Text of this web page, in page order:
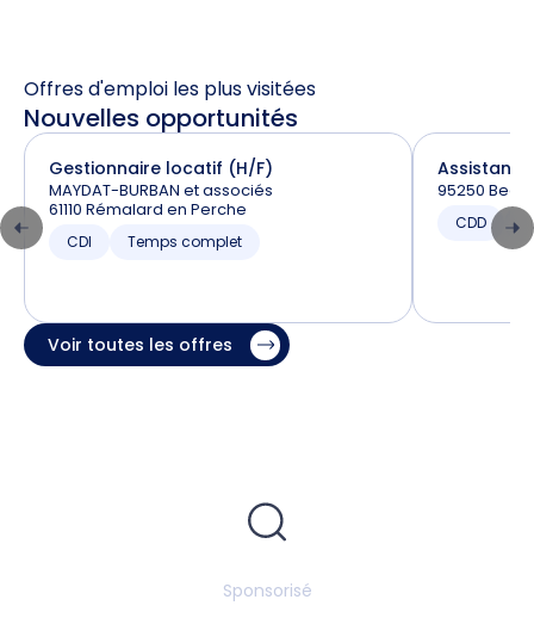
Offres d'emploi les plus visitées
Nouvelles opportunités
Gestionnaire locatif (H/F)
MAYDAT-BURBAN et associés
61110 Rémalard en Perche
CDI Temps complet
Assistant
95250
CDD
Voir toutes les offres
Sponsorisé